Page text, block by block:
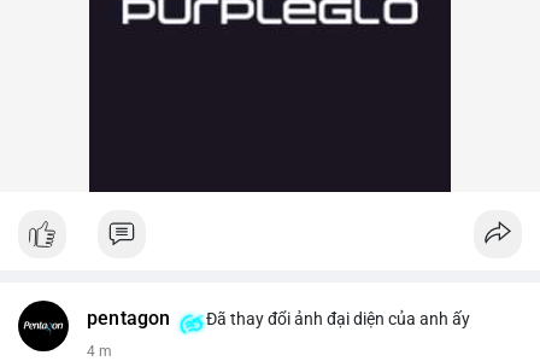
pentagon Đã thay đổi ảnh đại diện của anh ấy
4 m